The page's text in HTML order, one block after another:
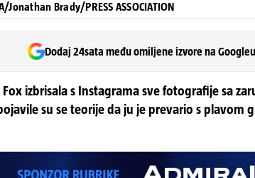
Jonathan Brady/PRESS ASSOCIATION
Dodaj 24sata među omiljene izvore na Googleu
izbrisala s Instagrama sve fotografije sa
su se teorije da ju je prevario s plavom